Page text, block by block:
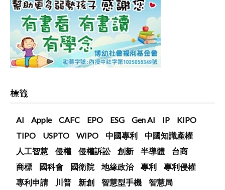
標籤
AI Apple CAFC EPO ESG Gen AI IP
KIPO
TIPO
USPTO WIPO 中國專利
中國知識產權
人工智慧
侵權 侵權訴訟 創新 半導體
台商
商標
國科會 國衛院 地緣政治 專利
專利侵權
專利申請
川普 新創 智慧型手機
智慧局